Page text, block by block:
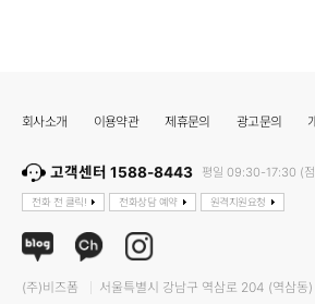
회사소개 이용약관 제휴문의 광고문의
고객센터 1588-8443 평일 09:30-17:30 (
전화 전 클릭! 전화상담 예약 원격지원요청
(주)비즈폼 서울특별시 강남구 역삼로 204 (역삼동